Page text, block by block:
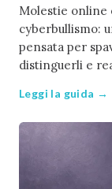
Molestie online
cyberbullismo:
pensata per
distinguerli e
Leggi la guida →